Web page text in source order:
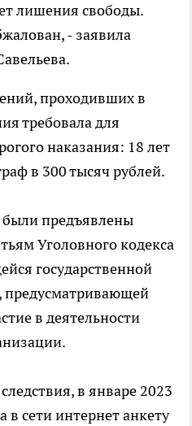
лишения свободы.
- заявила
проходивших в
требовала для
наказания: 18 лет
в 300 тысяч рублей.
предъявлены
Уголовного кодекса
государственной
предусматривающей
в деятельности
в январе 2023
сети интернет анкету